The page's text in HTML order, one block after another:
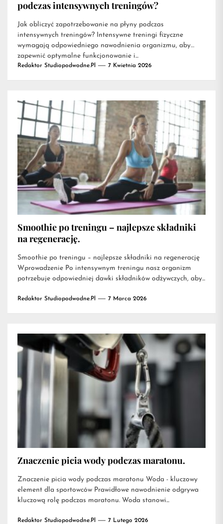
podczas intensywnych treningów?
Jak obliczyć zapotrzebowanie na płyny podczas
intensywnych treningów? Intensywne treningi fizyczne
wymagają odpowiedniego nawodnienia organizmu, aby
zapewnić optymalne funkcjonowanie i...
Redaktor Studiopodwodne.pl 7 Kwietnia 2026
Smoothie po treningu – najlepsze składniki
na regenerację.
Smoothie po treningu – najlepsze składniki na regenerację
Wprowadzenie Po intensywnym treningu nasz organizm
potrzebuje odpowiedniej dawki składników odżywczych, aby...
Redaktor Studiopodwodne.pl 7 Marca 2026
Znaczenie picia wody podczas maratonu.
Znaczenie picia wody podczas maratonu Woda - kluczowy
element dla sportowców Prawidłowe nawodnienie odgrywa
kluczową rolę podczas maratonu. Woda stanowi...
Redaktor Studiopodwodne.pl 7 Lutego 2026